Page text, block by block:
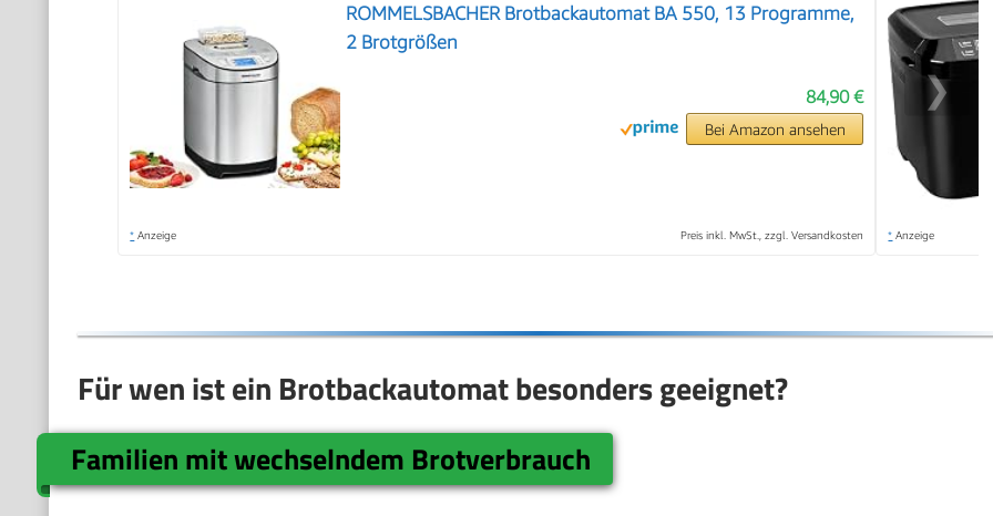
ROMMELSBACHER Brotbackautomat BA 550, 13 Programme,
2 Brotgrößen
84,90 €
Bei Amazon ansehen
* Anzeige Preis inkl. MwSt., zzgl. Versandkosten * Anzeige
❯
Für wen ist ein Brotbackautomat besonders geeignet?
Familien mit wechselndem Brotverbrauch